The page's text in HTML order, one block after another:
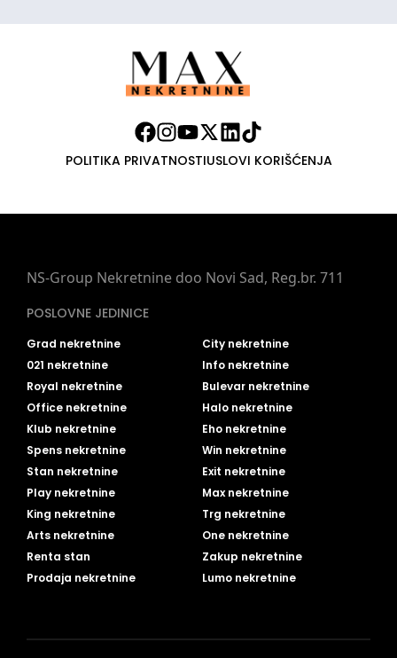
POLITIKA PRIVATNOSTIUSLOVI KORIŠĆENJA
NS-Group Nekretnine doo Novi Sad, Reg.br. 711
POSLOVNE JEDINICE
Grad nekretnine
City nekretnine
021 nekretnine
Info nekretnine
Royal nekretnine
Bulevar nekretnine
Office nekretnine
Halo nekretnine
Klub nekretnine
Eho nekretnine
Spens nekretnine
Win nekretnine
Stan nekretnine
Exit nekretnine
Play nekretnine
Max nekretnine
King nekretnine
Trg nekretnine
Arts nekretnine
One nekretnine
Renta stan
Zakup nekretnine
Prodaja nekretnine
Lumo nekretnine